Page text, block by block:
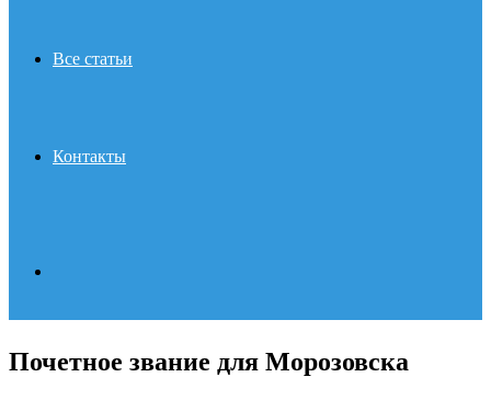
Все статьи
Контакты
for
Почетное звание для Морозовска